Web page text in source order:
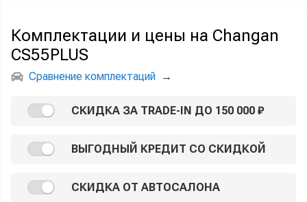
Комплектации и цены на Changan
CS55PLUS
Сравнение комплектаций →
СКИДКА ЗА TRADE-IN ДО 150 000 ₽
ВЫГОДНЫЙ КРЕДИТ СО СКИДКОЙ
СКИДКА ОТ АВТОСАЛОНА